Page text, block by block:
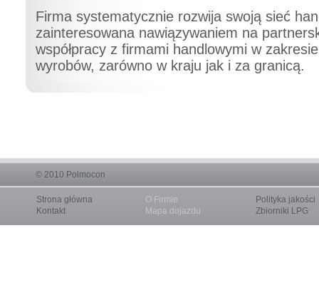
Firma systematycznie rozwija swoją sieć
zainteresowana nawiązywaniem na
współpracy z firmami handlowymi w
wyrobów, zarówno w kraju jak i za granicą.
© 2010 Polmocon
Strona główna O Firmie
Polityka jakości
Kontakt
Mapa dojazdu Zbiorniki LPG